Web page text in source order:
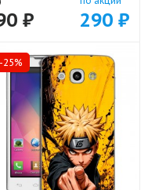
₽ 290 ₽
-25%